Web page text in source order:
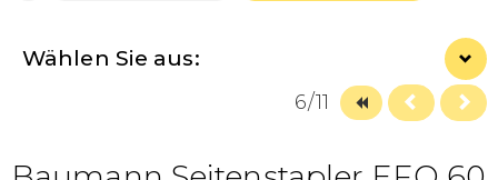
Wählen Sie aus:
6/11